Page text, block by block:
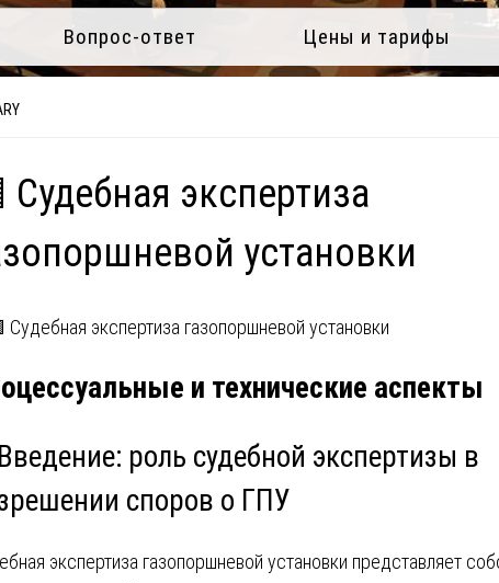
Вопрос-ответ Цены и тарифы
Судебная экспертиза
установки
и технические аспекты
роль судебной экспертизы в
споров о ГПУ
экспертиза газопоршневой установки представляет